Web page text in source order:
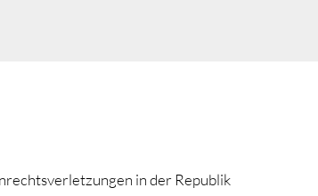
in der Republik